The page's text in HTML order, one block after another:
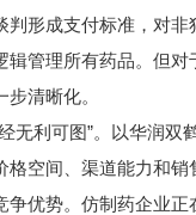
形成支付标准，对非
理所有药品。但对
清晰化。
利可图”。以华润双
空间、渠道能力和
优势。仿制药企业正